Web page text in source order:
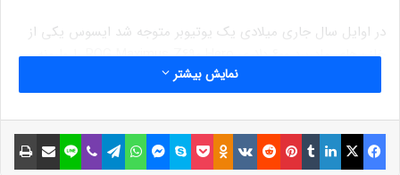
در اوایل سال جاری میلادی یک یوتیوبر متوجه شد ایسوس یکی از
خازن‌های مادربرد ۶۰۰ دلاری ROG Maximus Z690 Hero را وارونه
نصب کرده است. در واکنش به این اتفاق، ایسوس گفت با
آژانس‌های دولتی همکاری می‌کند تا پروژه‌ای برای جایگزینی
مدل‌های معیوب با مدل‌های سالم راه بیندازد. شب گذشته پس از
هفت ماه، کمیسیون ایمنی محصولات مصرفی ایالات متحده (موسوم
به CPSC) در همکاری با ایسوس فراخوان را صادر کرد.
نمایش بیشتر
فیسبوک ایکس لینکداین تامبلر پینتریست Reddit
VKontakte
Odnoklassniki پاکت اسکایپ مسنجر واتس آپ تلگرام وایبر لاین اشتراک گذاری با ایمیل